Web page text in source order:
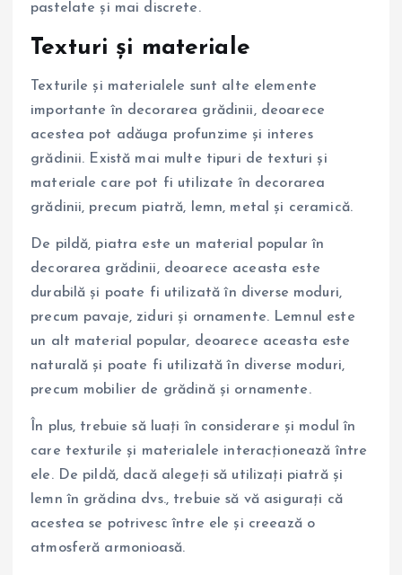
pastelate și mai discrete.
Texturi și materiale
Texturile și materialele sunt alte elemente
importante în decorarea grădinii, deoarece
acestea pot adăuga profunzime și interes
grădinii. Există mai multe tipuri de texturi și
materiale care pot fi utilizate în decorarea
grădinii, precum piatră, lemn, metal și ceramică.
De pildă, piatra este un material popular în
decorarea grădinii, deoarece aceasta este
durabilă și poate fi utilizată în diverse moduri,
precum pavaje, ziduri și ornamente. Lemnul este
un alt material popular, deoarece aceasta este
naturală și poate fi utilizată în diverse moduri,
precum mobilier de grădină și ornamente.
În plus, trebuie să luați în considerare și modul în
care texturile și materialele interacționează între
ele. De pildă, dacă alegeți să utilizați piatră și
lemn în grădina dvs., trebuie să vă asigurați că
acestea se potrivesc între ele și creează o
atmosferă armonioasă.